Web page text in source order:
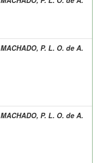
MACHADO, P. L. O. de A.
MACHADO, P. L. O. de A.